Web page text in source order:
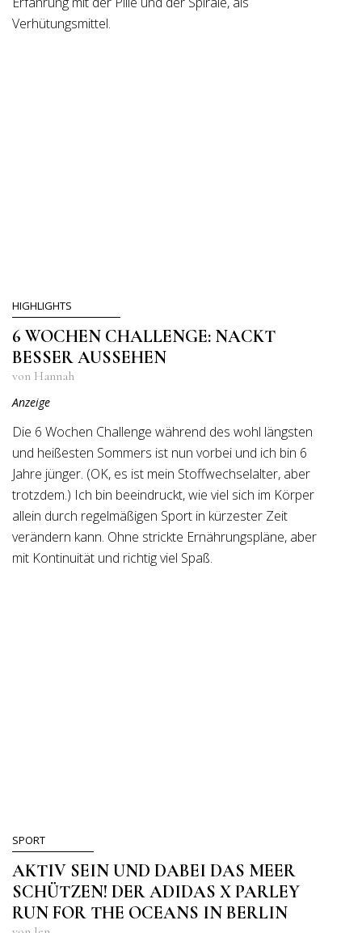
Verhütungsmittel.
HIGHLIGHTS
6 WOCHEN CHALLENGE: NACKT
BESSER AUSSEHEN
von Hannah
Anzeige
Die 6 Wochen Challenge während des wohl längsten
und heißesten Sommers ist nun vorbei und ich bin 6
Jahre jünger. (OK, es ist mein Stoffwechselalter, aber
trotzdem.) Ich bin beeindruckt, wie viel sich im Körper
allein durch regelmäßigen Sport in kürzester Zeit
verändern kann. Ohne strickte Ernährungspläne, aber
mit Kontinuität und richtig viel Spaß.
SPORT
AKTIV SEIN UND DABEI DAS MEER
SCHÜTZEN! DER ADIDAS X PARLEY
RUN FOR THE OCEANS IN BERLIN